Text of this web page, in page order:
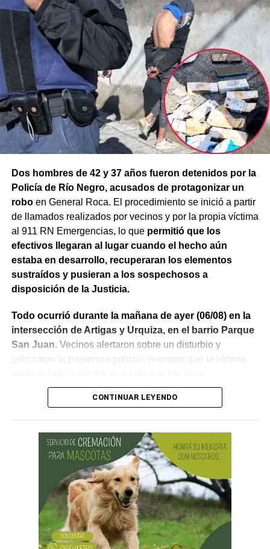
Dos hombres de 42 y 37 años fueron detenidos por la
Policía de Río Negro, acusados de protagonizar un
roboen General Roca. El procedimiento se inició a partir
de llamados realizados por vecinos y por la propia víctima
al 911 RN Emergencias, lo que permitió que los
efectivos llegaran al lugar cuando el hecho aún
estaba en desarrollo, recuperaran los elementos
sustraídos y pusieran a los sospechosos a
disposición de la Justicia.
Todo ocurrió durante la mañana de ayer (06/08) en la
intersección de Artigas y Urquiza, en el barrio Parque
San Juan. Vecinos alertaron sobre un disturbio y
emergencias para informar lo que estaba ocurriendo.
hombres le habían sustraído una bolsa con dinero en
efectivo y dos teléfonos celulares. En el lugar se
recuperó parte de los bienes robados y se detuvo al
primer involucrado.
En forma paralela, otra comisión policial se dirigió a
una vivienda ubicada en el barrio Villa Obrera,
señalada por la víctima. Allí se identificó al segundo
CONTINUAR LEYENDO